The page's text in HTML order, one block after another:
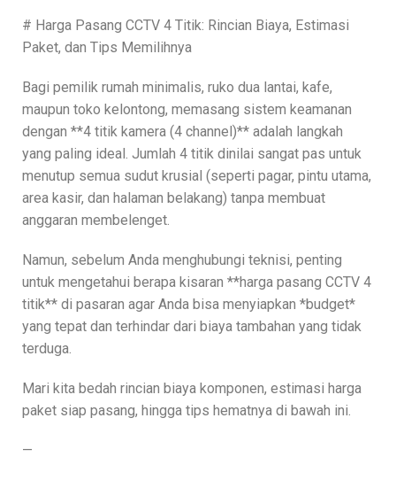
# Harga Pasang CCTV 4 Titik: Rincian Biaya, Estimasi
Paket, dan Tips Memilihnya
Bagi pemilik rumah minimalis, ruko dua lantai, kafe,
maupun toko kelontong, memasang sistem keamanan
dengan **4 titik kamera (4 channel)** adalah langkah
yang paling ideal. Jumlah 4 titik dinilai sangat pas untuk
menutup semua sudut krusial (seperti pagar, pintu utama,
area kasir, dan halaman belakang) tanpa membuat
anggaran membelenget.
Namun, sebelum Anda menghubungi teknisi, penting
untuk mengetahui berapa kisaran **harga pasang CCTV 4
titik** di pasaran agar Anda bisa menyiapkan *budget*
yang tepat dan terhindar dari biaya tambahan yang tidak
terduga.
Mari kita bedah rincian biaya komponen, estimasi harga
paket siap pasang, hingga tips hematnya di bawah ini.
—